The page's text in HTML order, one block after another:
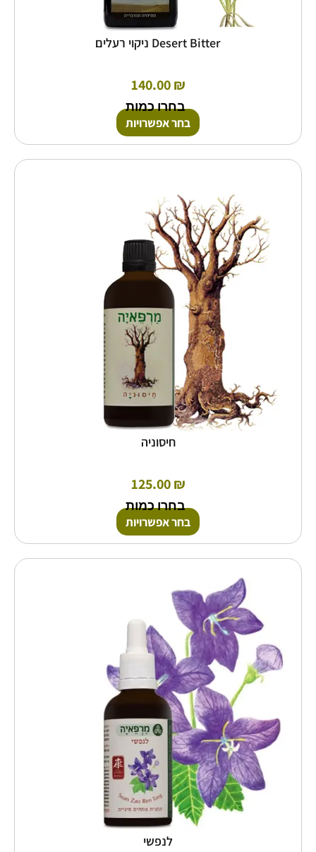
Desert Bitter ניקוי רעלים
140.00₪
בחרו כמות
בחר אפשרויות
חיסוניה
125.00₪
בחרו כמות
בחר אפשרויות
יש
מספר
סוגים.
ניתן
לבחור
את
האפשרויות
בעמוד
המוצר
לנפשי
סוגים.
ניתן
לבחור
את
האפשרויות
המוצר